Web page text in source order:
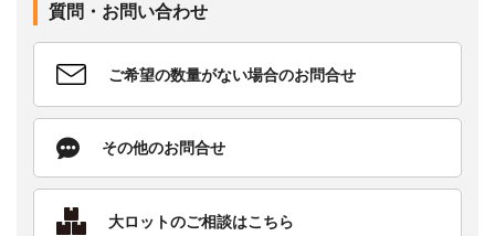
質問・お問い合わせ
ご希望の数量がない場合のお問合せ
その他のお問合せ
大ロットのご相談はこちら